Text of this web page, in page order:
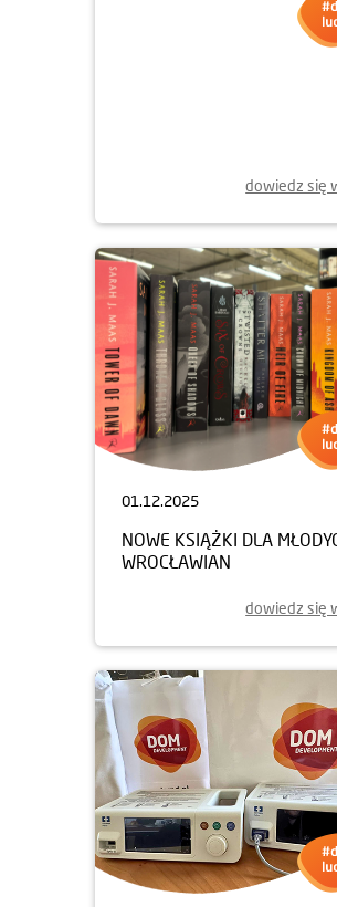
dowiedz się
01.12.2025
NOWE KSIĄŻKI DLA
WROCŁAWIAN
dowiedz się